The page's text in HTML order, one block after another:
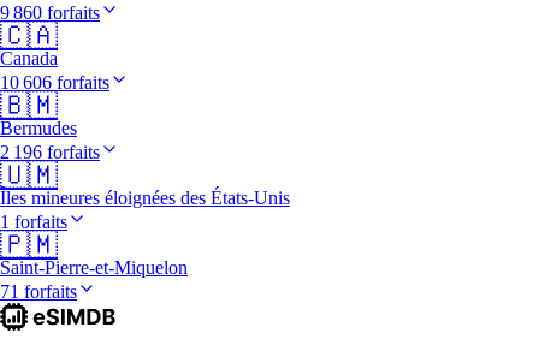
9 860 forfaits
🇨🇦
Canada
10 606 forfaits
🇧🇲
Bermudes
2 196 forfaits
🇺🇲
Îles mineures éloignées des États-Unis
1 forfaits
🇵🇲
Saint-Pierre-et-Miquelon
71 forfaits